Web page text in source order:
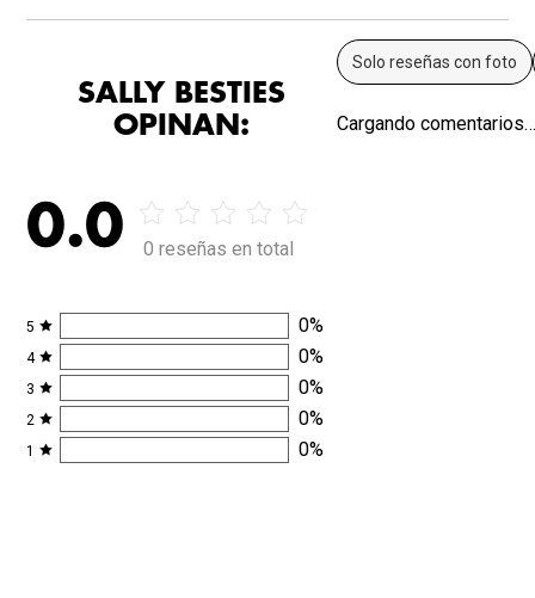
SALLY BESTIES
OPINAN:
0.0 0 reseñas en total
5 0%
4 0%
3 0%
2 0%
1 0%
Solo reseñas con foto
Cargando